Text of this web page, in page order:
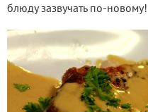
блюду зазвучать по-новому!